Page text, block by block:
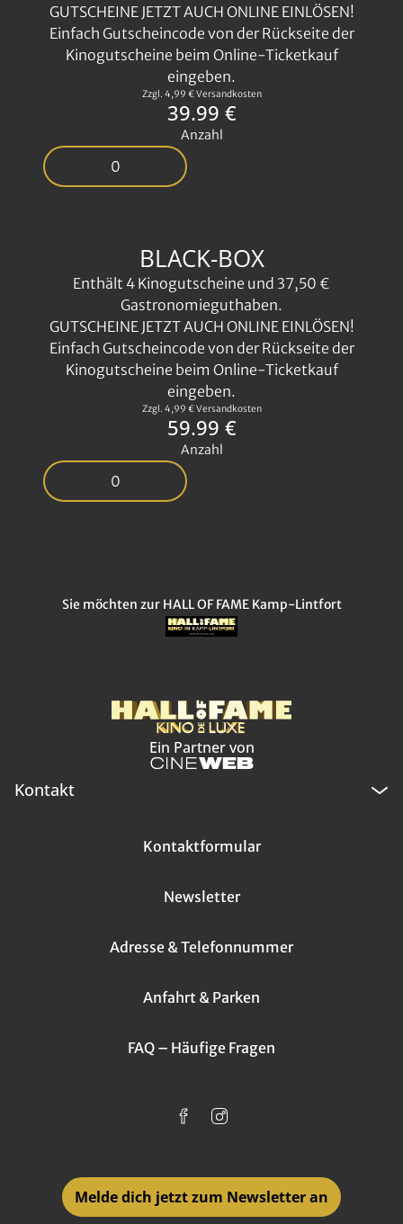
GUTSCHEINE JETZT AUCH ONLINE EINLÖSEN!
Einfach Gutscheincode von der Rückseite der
Kinogutscheine beim Online-Ticketkauf
eingeben.
Zzgl. 4,99 € Versandkosten
39.99 €
Anzahl
BLACK-BOX
Enthält 4 Kinogutscheine und 37,50 €
Gastronomieguthaben.
GUTSCHEINE JETZT AUCH ONLINE EINLÖSEN!
Einfach Gutscheincode von der Rückseite der
Kinogutscheine beim Online-Ticketkauf
eingeben.
Zzgl. 4,99 € Versandkosten
59.99 €
Anzahl
Sie möchten zur HALL OF FAME Kamp-Lintfort
Ein Partner von
Kontakt
Kontaktformular
Newsletter
Adresse & Telefonnummer
Anfahrt & Parken
FAQ – Häufige Fragen
Melde dich jetzt zum Newsletter an